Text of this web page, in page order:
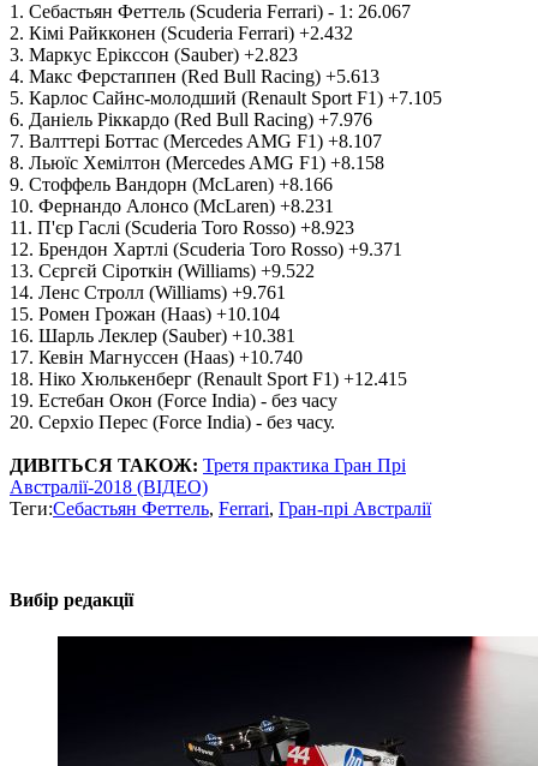
1. Себастьян Феттель (Scuderia Ferrari) - 1: 26.067
2. Кімі Райкконен (Scuderia Ferrari) +2.432
3. Маркус Ерікссон (Sauber) +2.823
4. Макс Ферстаппен (Red Bull Racing) +5.613
5. Карлос Сайнс-молодший (Renault Sport F1) +7.105
6. Даніель Ріккардо (Red Bull Racing) +7.976
7. Валттері Боттас (Mercedes AMG F1) +8.107
8. Льюїс Хемілтон (Mercedes AMG F1) +8.158
9. Стоффель Вандорн (McLaren) +8.166
10. Фернандо Алонсо (McLaren) +8.231
11. П'єр Гаслі (Scuderia Toro Rosso) +8.923
12. Брендон Хартлі (Scuderia Toro Rosso) +9.371
13. Сєргєй Сіроткін (Williams) +9.522
14. Ленс Стролл (Williams) +9.761
15. Ромен Грожан (Haas) +10.104
16. Шарль Леклер (Sauber) +10.381
17. Кевін Магнуссен (Haas) +10.740
18. Ніко Хюлькенберг (Renault Sport F1) +12.415
19. Естебан Окон (Force India) - без часу
20. Серхіо Перес (Force India) - без часу.
ДИВІТЬСЯ ТАКОЖ: Третя практика Гран Прі
Австралії-2018 (ВІДЕО)
Теги:Себастьян Феттель, Ferrari, Гран-прі Австралії
Вибір редакції